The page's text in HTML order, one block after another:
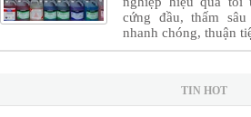
cứng đầu, thấm
nhanh chóng, thuận
TIN HOT